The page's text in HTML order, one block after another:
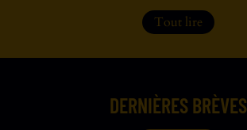
Tout lire
DERNIÈRES BRÈVES